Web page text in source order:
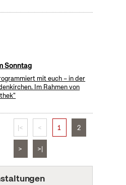
Sonntag
mit euch – in der
Im Rahmen von
|< < 1 2
> >|